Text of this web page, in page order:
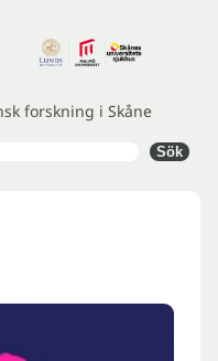
forskning i Skåne
Sök